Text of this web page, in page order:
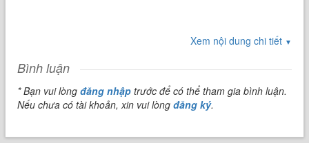
Xem nội dung chi tiết ▼
Bình luận
* Bạn vui lòngđăng nhập trước để có thể tham gia bình luận.
Nếu chưa có tài khoản, xin vui lòngđăng ký.